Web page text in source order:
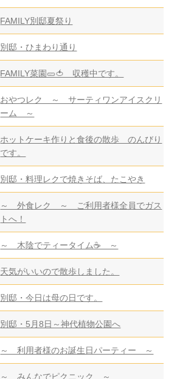
FAMILY別邸夏祭り
別邸・ひまわり通り
FAMILY菜園🥒🍅 収穫中です。
おやつレク ～ サーティワンアイスクリ
ーム ～
ホットケーキ作りと食後の散歩 のんびり
です。
別邸・料理レクで焼きそば、たこやき
～ 外食レク ～ ご利用者様全員でガス
トへ！
～ 木陰でティータイム☕ ～
天気がいいので散歩しました。
別邸・今日は母の日です。
別邸・5月8日～神代植物公園へ
～ 利用者様のお誕生日パーティー ～
～ みんなでピクニック ～